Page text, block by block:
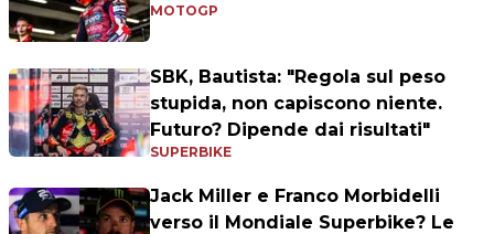
MOTOGP
SBK, Bautista: "Regola sul peso
stupida, non capiscono niente.
Futuro? Dipende dai risultati"
SUPERBIKE
Jack Miller e Franco Morbidelli
verso il Mondiale Superbike? Le